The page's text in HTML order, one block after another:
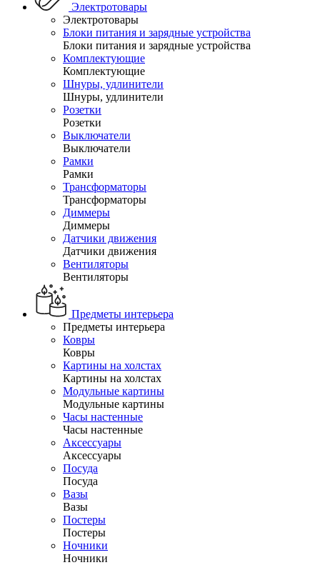
Электротовары
Электротовары
Блоки питания и зарядные устройства
Блоки питания и зарядные устройства
Комплектующие
Комплектующие
Шнуры, удлинители
Шнуры, удлинители
Розетки
Розетки
Выключатели
Выключатели
Рамки
Рамки
Трансформаторы
Трансформаторы
Диммеры
Диммеры
Датчики движения
Датчики движения
Вентиляторы
Вентиляторы
Предметы интерьера
Предметы интерьера
Ковры
Ковры
Картины на холстах
Картины на холстах
Модульные картины
Модульные картины
Часы настенные
Часы настенные
Аксессуары
Аксессуары
Посуда
Посуда
Вазы
Вазы
Постеры
Постеры
Ночники
Ночники